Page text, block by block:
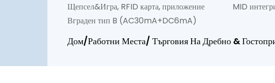
Щепсел&Игра, RFID карта, приложение MID
Вграден тип B (AC30mA+DC6mA)
Дом/Работни Места/ Търговия На Дребно &